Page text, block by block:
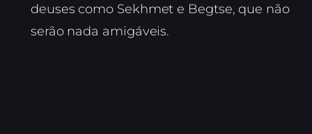
deuses como Sekhmet e Begtse, que não
serão nada amigáveis.